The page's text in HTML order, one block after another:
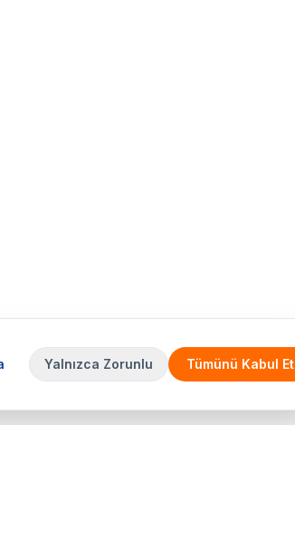
Yalnızca Zorunlu Tümünü Kabul Et